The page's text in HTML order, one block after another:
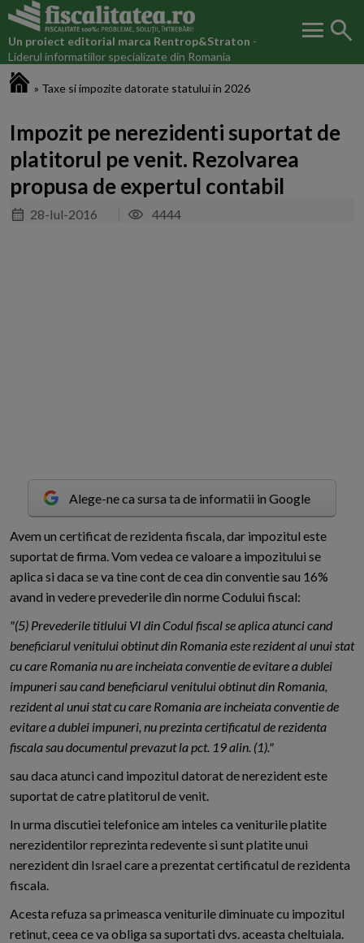
Un proiect editorial marca Rentrop&Straton -
Liderul informatiilor specializate din Romania
menu search
» Taxe si impozite datorate statului in 2026
Impozit pe nerezidenti suportat de
platitorul pe venit. Rezolvarea
propusa de expertul contabil
28-Iul-2016 4444
Alege-ne ca sursa ta de informatii in Google
Avem un certificat de rezidenta fiscala, dar impozitul este
suportat de firma. Vom vedea ce valoare a impozitului se
aplica si daca se va tine cont de cea din conventie sau 16%
avand in vedere prevederile din norme Codului fiscal:
"(5) Prevederile titlului VI din Codul fiscal se aplica atunci cand
beneficiarul venitului obtinut din Romania este rezident al unui stat
cu care Romania nu are incheiata conventie de evitare a dublei
impuneri sau cand beneficiarul venitului obtinut din Romania,
rezident al unui stat cu care Romania are incheiata conventie de
evitare a dublei impuneri, nu prezinta certificatul de rezidenta
fiscala sau documentul prevazut la pct. 19 alin. (1)."
sau daca atunci cand impozitul datorat de nerezident este
suportat de catre platitorul de venit.
In urma discutiei telefonice am inteles ca veniturile platite
nerezidentilor reprezinta redevente si sunt platite unui
nerezident din Israel care a prezentat certificatul de rezidenta
fiscala.
Acesta refuza sa primeasca veniturile diminuate cu impozitul
retinut, ceea ce va obliga sa suportati dvs. aceasta cheltuiala.